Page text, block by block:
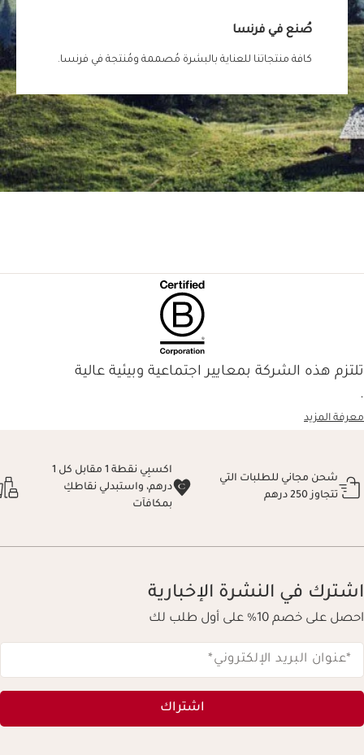
صُنع في فرنسا
كافة منتجاتنا للعناية بالبشرة مُصممة ومُنتجة في فرنسا.
تلتزم هذه الشركة بمعايير اجتماعية وبيئية عالية
.
معرفة المزيد
شحن مجاني للطلبات التي
تتجاوز 250 درهم
اكسبِي نقطة 1 مقابل كل 1
درهم، واستبدلي نقاطكِ
بمكافآت
اشترك في النشرة الإخبارية
احصل على خصم 10% على أول طلب لك
*عنوان البريد الإلكتروني*
اشتراك